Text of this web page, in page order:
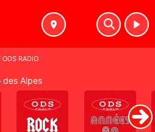
RADIO
des Alpes